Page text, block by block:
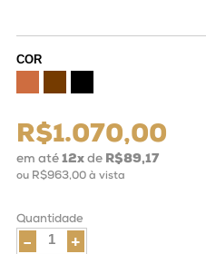
COR
R$1.070,00
em até 12xde R$89,17
ou R$963,00à vista
Quantidade
+
-